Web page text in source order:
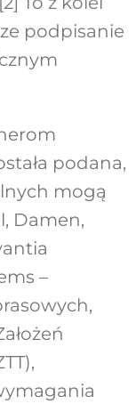
podpisanie
podana,
mogą
Damen,
–